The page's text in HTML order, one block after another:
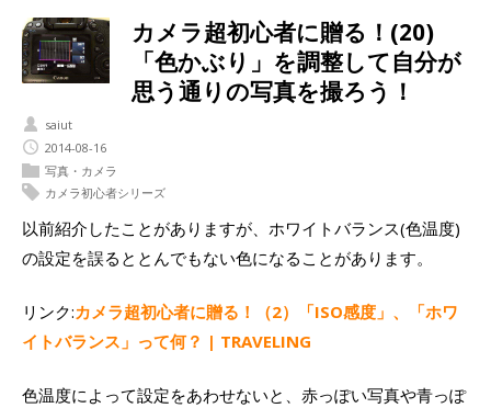
カメラ超初心者に贈る！(20)
「色かぶり」を調整して自分が
思う通りの写真を撮ろう！
saiut
2014-08-16
写真・カメラ
カメラ初心者シリーズ
以前紹介したことがありますが、ホワイトバランス(色温度)
の設定を誤るととんでもない色になることがあります。
リンク:カメラ超初心者に贈る！（2）「ISO感度」、「ホワ
イトバランス」って何？ | TRAVELING
色温度によって設定をあわせないと、赤っぽい写真や青っぽ